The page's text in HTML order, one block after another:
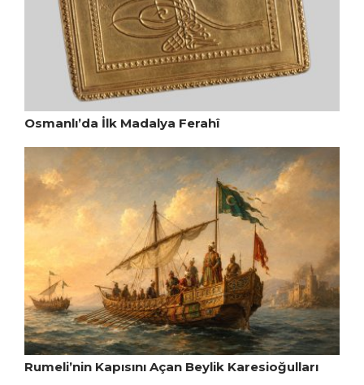
Osmanlı’da İlk Madalya Ferahî
Rumeli’nin Kapısını Açan Beylik Karesioğulları